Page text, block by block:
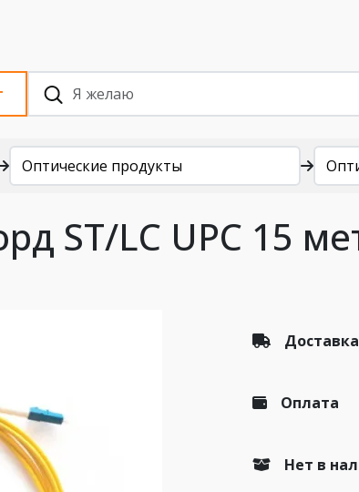
Оптические продукты
ST/LC UPC 15
Доставка
Оплата
Нет в